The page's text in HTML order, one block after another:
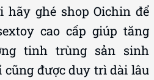
hãy ghé shop Oichin để
cao cấp giúp tăng
tinh trùng sản sinh
cũng được duy trì dài lâu